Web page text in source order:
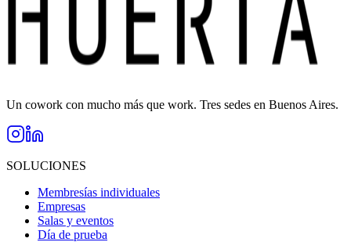
Un cowork con mucho más que work. Tres sedes en Buenos Aires.
SOLUCIONES
Membresías individuales
Empresas
Salas y eventos
Día de prueba